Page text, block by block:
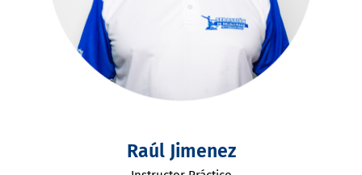
Raúl Jimenez